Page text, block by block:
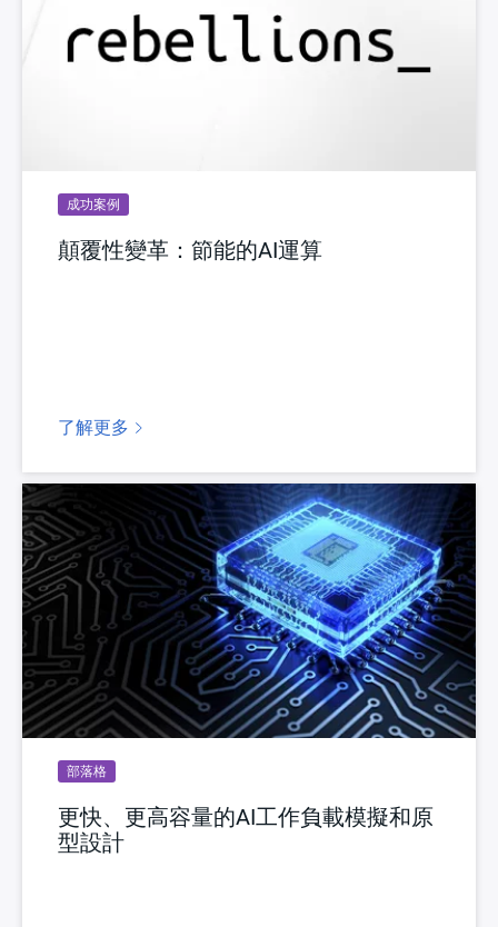
成功案例
顛覆性變革：節能的AI運算
了解更多
部落格
更快、更高容量的AI工作負載模擬和原
型設計